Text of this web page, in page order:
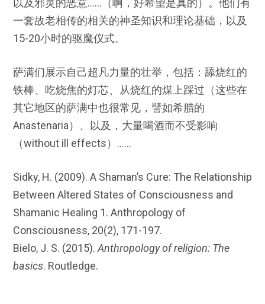
以及邪灵的恶意……（啊，好希望是真的）。他们有
一套故老相传的相关的神圣知识和理论基础，以及
15-20小时的驱魔仪式。
萨满们展示自己超凡力量的壮举，包括：舔烧红的
铁棒、吃烧焦的灯芯、从烧红的煤上踩过（这些在
其它地区的萨满中也很常见，譬如希腊的
Anastenaria）、以及，大量喝酒而不受影响
（without ill effects）……
Sidky, H. (2009). A Shaman’s Cure: The Relationship
Between Altered States of Consciousness and
Shamanic Healing 1. Anthropology of
Consciousness, 20(2), 171-197.
Bielo, J. S. (2015).Anthropology of religion: The
basics. Routledge.